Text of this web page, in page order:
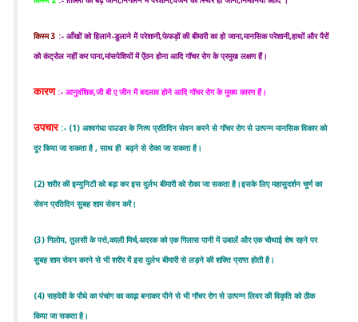
किस्म 3 :- आँखों को हिलाने-डुलाने में परेशानी,फेफड़ों की बीमारी का हो जाना,मानसिक परेशानी,हाथों और पैरों
को कंट्रोल नहीं कर पाना,मांसपेशियों में ऐंठन होना आदि गॉचर रोग के प्रमुख लक्षण हैं।
कारण :- आनुवंशिक,जी बी ए जीन में बदलाव होने आदि गॉचर रोग के मुख्य कारण हैं।
उपचार :- (1) अश्वगंधा पाउडर के नित्य प्रतिदिन सेवन करने से गॉचर रोग से उत्पन्न मानसिक विकार को
दूर किया जा सकता है , साथ ही बढ़ने से रोका जा सकता है।
(2) शरीर की इम्युनिटी को बढ़ा कर इस दुर्लभ बीमारी को रोका जा सकता है।इसके लिए महासुदर्शन चूर्ण का
सेवन प्रतिदिन सुबह शाम सेवन करें।
(3) गिलोय, तुलसी के पत्ते,काली मिर्च,अदरक को एक गिलास पानी में उबालें और एक चौथाई शेष रहने पर
सुबह शाम सेवन करने से भी शरीर में इस दुर्लभ बीमारी से लड़ने की शक्ति प्राप्त होती है।
(4) सहदेवी के पौधे का पंचांग का काढ़ा बनाकर पीने से भी गॉचर रोग से उत्पन्न लिवर की विकृति को ठीक
किया जा सकता है।